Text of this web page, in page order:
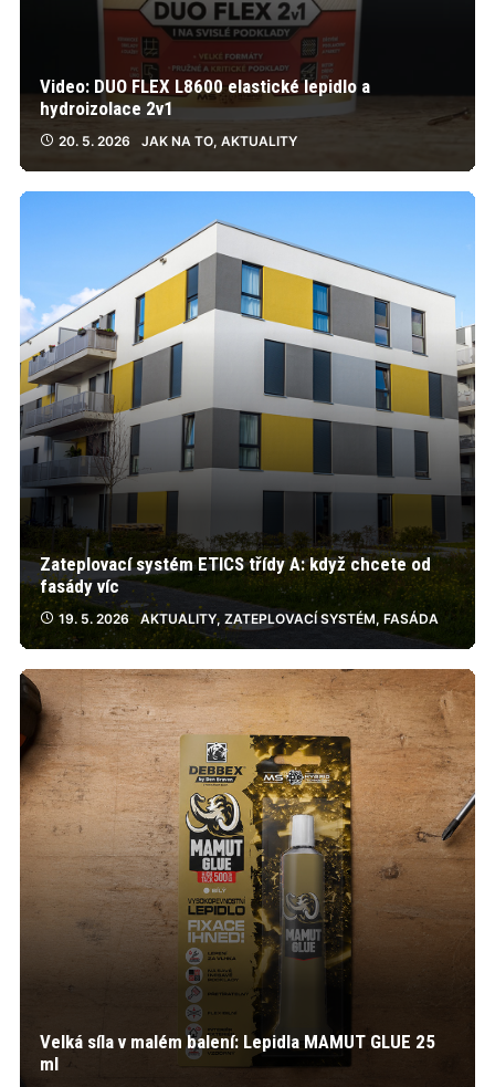
Video: DUO FLEX L8600 elastické lepidlo a
hydroizolace 2v1
20. 5. 2026 JAK NA TO, AKTUALITY
Zateplovací systém ETICS třídy A: když chcete od
fasády víc
19. 5. 2026 AKTUALITY, ZATEPLOVACÍ SYSTÉM, FASÁDA
Velká síla v malém balení: Lepidla MAMUT GLUE 25
ml